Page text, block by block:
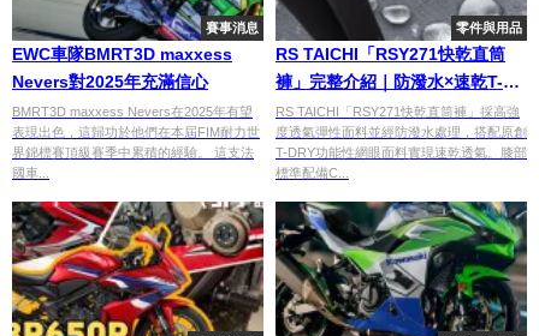
賽事消息
EWC車隊BMRT3D maxxess
Nevers對2025年充滿信心
BMRT3D maxxess Nevers在2025年有望
表現出色，這歸功於他們在本屆FIM耐力世
界錦標賽頂級賽季中累積的經驗。 這支法
國車...
零件與用品
RS TAICHI「RSY271快乾直筒
褲」完整介紹｜防潑水×速乾T-
DRY面料，梅雨季到盛夏都好用
的萬能騎士防摔褲
RS TAICHI「RSY271快乾直筒褲」採高強
度透氣彈性面料並經防潑水處理，搭配原創
T-DRY功能性網眼面料實現速乾透氣。膝部
標準配備C...